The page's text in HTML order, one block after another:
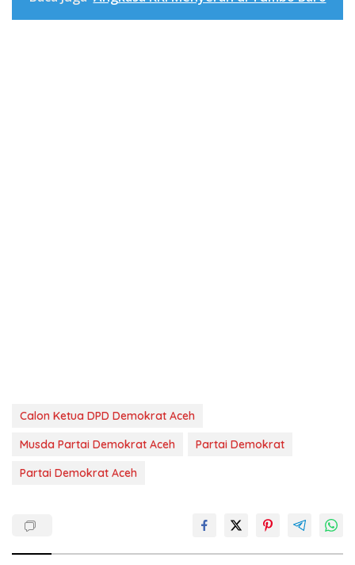
Calon Ketua DPD Demokrat Aceh
Musda Partai Demokrat Aceh
Partai Demokrat
Partai Demokrat Aceh